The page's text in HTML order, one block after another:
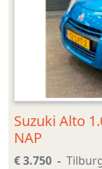
Suzuki Alto
NAP
€ 3.750